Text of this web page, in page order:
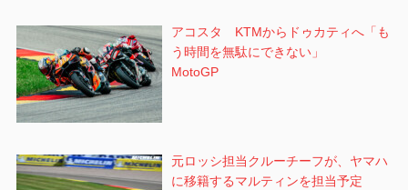
アコスタ KTMからドゥカティへ「も
う時間を無駄にできない」
MotoGP
元ロッシ担当クルーチーフが、ヤマハ
に移籍するマルティンを担当予定